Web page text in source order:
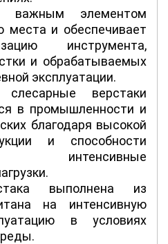
важным элементом
места и обеспечивает
инструмента,
и обрабатываемых
эксплуатации.
слесарные верстаки
в промышленности и
благодаря высокой
и способности
интенсивные
выполнена из
на интенсивную
в условиях